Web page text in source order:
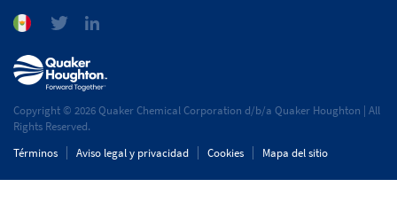
Copyright © 2026 Quaker Chemical Corporation d/b/a Quaker Houghton | All
Rights Reserved.
Términos
Aviso legal y privacidad Cookies Mapa del sitio